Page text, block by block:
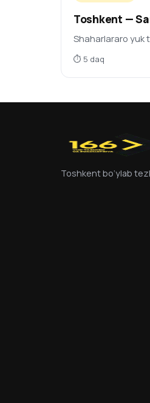
Toshkent —
Shaharlararo yuk
⏱ 5 daq
Toshkent bo‘ylab